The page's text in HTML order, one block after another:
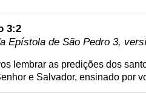
3:2
Epístola de São Pedro 3,
lembrar as predições dos
e Salvador, ensinado por